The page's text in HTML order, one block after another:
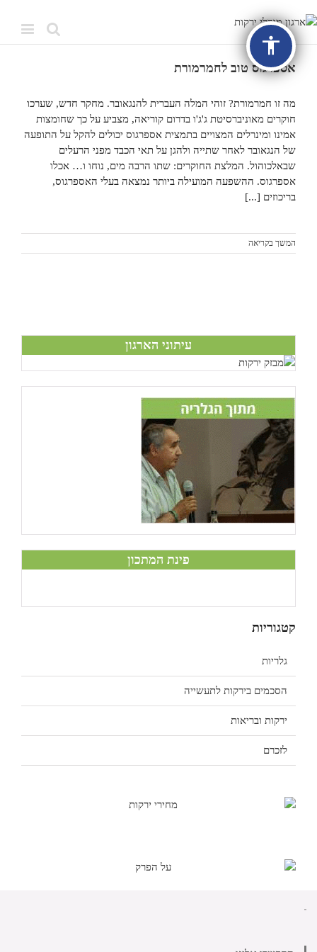
accessibility
אספרגוס טוב לחמרמורת
מה זו חמרמורת? זוהי המלה העברית להנגאובר. מחקר חדש, שערכו
חוקרים מאוניברסיטת ג'ג'ו בדרום קוריאה, מצביע על כך שחומצות
אמינו ומינרלים המצויים בתמצית אספרגוס יכולים להקל על התופעה
של הנגאובר לאחר שתייה ולהגן על תאי הכבד מפני הרעלים
שבאלכוהול. המלצת החוקרים: שתו הרבה מים, נוחו ו… אכלו
אספרגוס. ההשפעה המועילה ביותר נמצאה בעלי האספרגוס,
בריכוזים [...]
המשך בקריאה
עיתוני הארגון
פינת המתכון
קטגוריות
גלריות
הסכמים בירקות לתעשייה
ירקות ובריאות
לזכרם